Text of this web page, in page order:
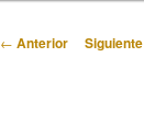
Navegación
← Anterior Siguiente